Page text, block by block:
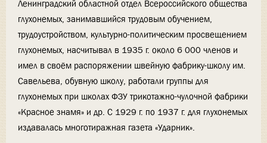
Ленинградский областной отдел Всероссийского общества
глухонемых, занимавшийся трудовым обучением,
трудоустройством, культурно-политическим просвещением
глухонемых, насчитывал в 1935 г. около 6 000 членов и
имел в своём распоряжении швейную фабрику-школу им.
Савельева, обувную школу, работали группы для
глухонемых при школах ФЗУ трикотажно-чулочной фабрики
«Красное знамя» и др. С 1929 г. по 1937 г. для глухонемых
издавалась многотиражная газета «Ударник».